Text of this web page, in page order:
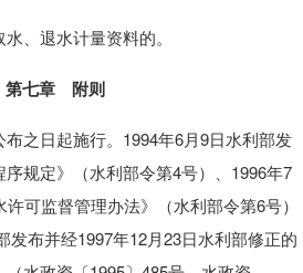
退水计量资料的。
第七章 附则
日起施行。1994年6月9日水利部发
规定》（水利部令第4号）、1996年7
可监督管理办法》（水利部令第6号）
发布并经1997年12月23日水利部修正的